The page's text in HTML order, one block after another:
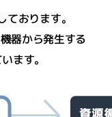
おります。
器から発生する
ます。